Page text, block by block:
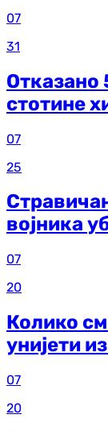
07
31
Отказано
стотине
07
25
војника
07
20
Колико
унијети
07
20